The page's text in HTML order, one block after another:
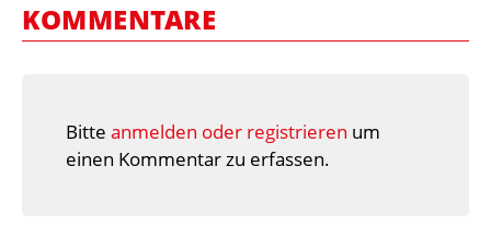
KOMMENTARE
Bitte anmelden oder registrieren um
einen Kommentar zu erfassen.